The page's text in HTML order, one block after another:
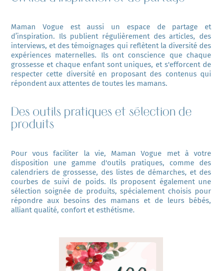
Maman Vogue est aussi un espace de partage et
d’inspiration. Ils publient régulièrement des articles, des
interviews, et des témoignages qui reflètent la diversité des
expériences maternelles. Ils ont conscience que chaque
grossesse et chaque enfant sont uniques, et s'efforcent de
respecter cette diversité en proposant des contenus qui
répondent aux attentes de toutes les mamans.
Des outils pratiques et sélection de
produits
Pour vous faciliter la vie, Maman Vogue met à votre
disposition une gamme d'outils pratiques, comme des
calendriers de grossesse, des listes de démarches, et des
courbes de suivi de poids. Ils proposent également une
sélection soignée de produits, spécialement choisis pour
répondre aux besoins des mamans et de leurs bébés,
alliant qualité, confort et esthétisme.